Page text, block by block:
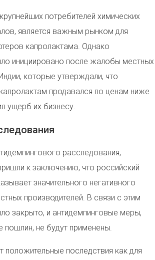
потребителей химических
является важным рынком для
капролактама. Однако
инициировано после жалобы местных
которые утверждали, что
продавался по ценам ниже
ущерб их бизнесу.
расследования,
к заключению, что российский
значительного негативного
производителей. В связи с этим
закрыто, и антидемпинговые меры,
пошлин, не будут применены.
положительные последствия как для